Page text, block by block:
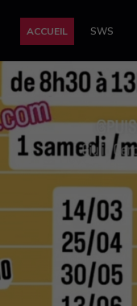
ACCUEIL SWS